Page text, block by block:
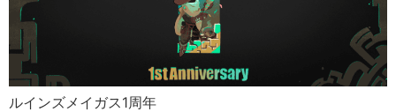
ルインズメイガス1周年